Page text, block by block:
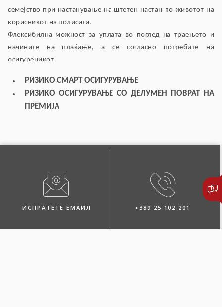
семејство при настанување на штетен настан по животот на
корисникот на полисата.
Флексибилна можност за уплата во поглед на траењето и
начините на плаќање, а се согласно потребите на
осигуреникот.
РИЗИКО СМАРТ ОСИГУРУВАЊЕ
РИЗИКО ОСИГУРУВАЊЕ СО ДЕЛУМЕН ПОВРАТ НА
ПРЕМИЈА
ИСПРАТЕТЕ ЕМАИЛ +389 25 102 201